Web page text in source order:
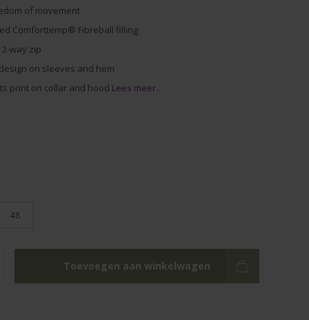
of movement
Comforttemp® Fibreball filling
way zip
on sleeves and hem
print on collar and hood Lees meer..
48
Toevoegen aan winkelwagen